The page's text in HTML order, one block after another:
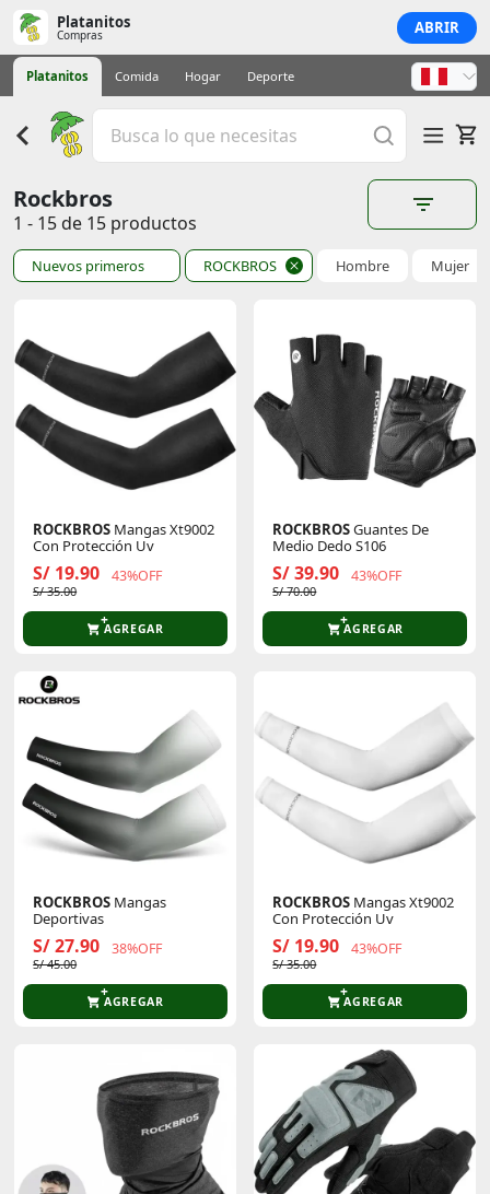
Platanitos
Compras ABRIR
Platanitos Comida Hogar Deporte
Rockbros
1 - 15 de 15 productos
Nuevos primeros ROCKBROS Hombre Mujer
ROCKBROS Mangas Xt9002
Con Protección Uv
S/ 19.90 43%OFF
S/ 35.00
AGREGAR
ROCKBROSGuantes De
Medio Dedo S106
S/ 39.90 43%OFF
S/ 70.00
AGREGAR
ROCKBROS Mangas
Deportivas
S/ 27.90 38%OFF
S/ 45.00
AGREGAR
ROCKBROS Mangas Xt9002
Con Protección Uv
S/ 19.90 43%OFF
S/ 35.00
AGREGAR